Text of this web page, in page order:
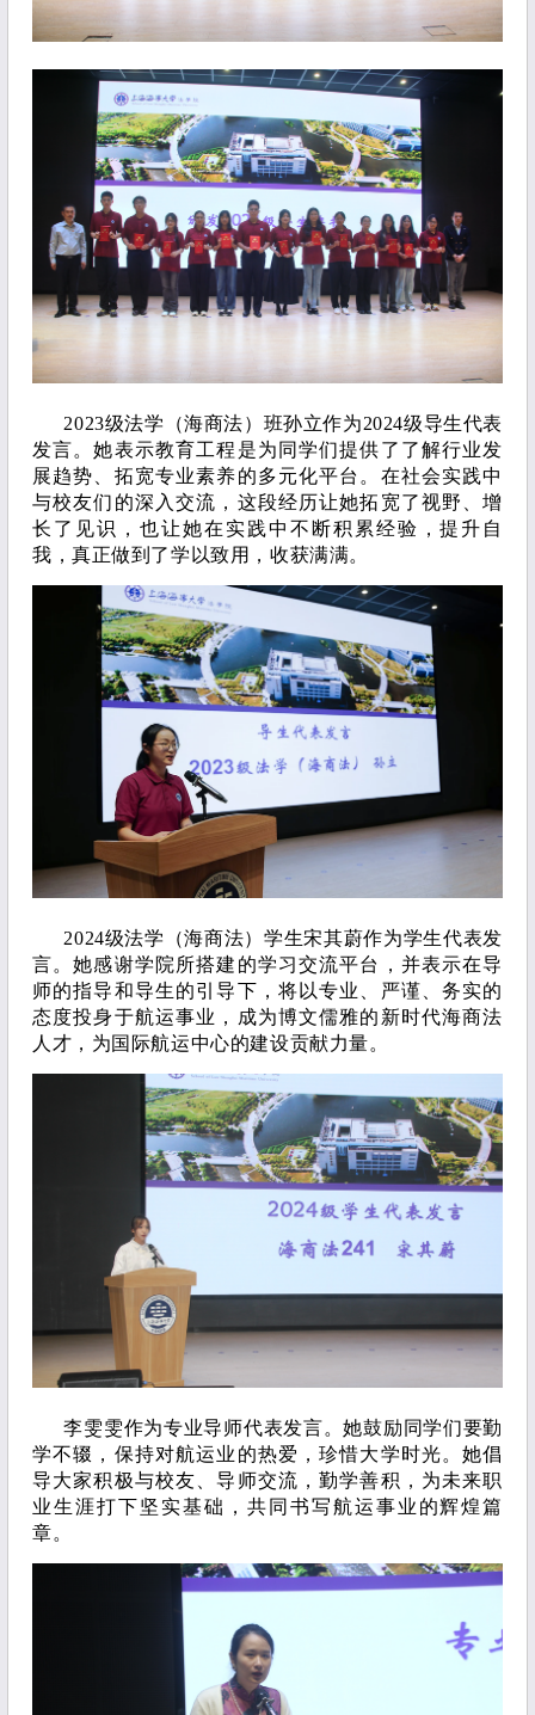
2023级法学（海商法）班孙立作为2024级导生代表
发言。她表示教育工程是为同学们提供了了解行业发
展趋势、拓宽专业素养的多元化平台。在社会实践中
与校友们的深入交流，这段经历让她拓宽了视野、增
长了见识，也让她在实践中不断积累经验，提升自
我，真正做到了学以致用，收获满满。
2024级法学（海商法）学生宋其蔚作为学生代表发
言。她感谢学院所搭建的学习交流平台，并表示在导
师的指导和导生的引导下，将以专业、严谨、务实的
态度投身于航运事业，成为博文儒雅的新时代海商法
人才，为国际航运中心的建设贡献力量。
李雯雯作为专业导师代表发言。她鼓励同学们要勤
学不辍，保持对航运业的热爱，珍惜大学时光。她倡
导大家积极与校友、导师交流，勤学善积，为未来职
业生涯打下坚实基础，共同书写航运事业的辉煌篇
章。